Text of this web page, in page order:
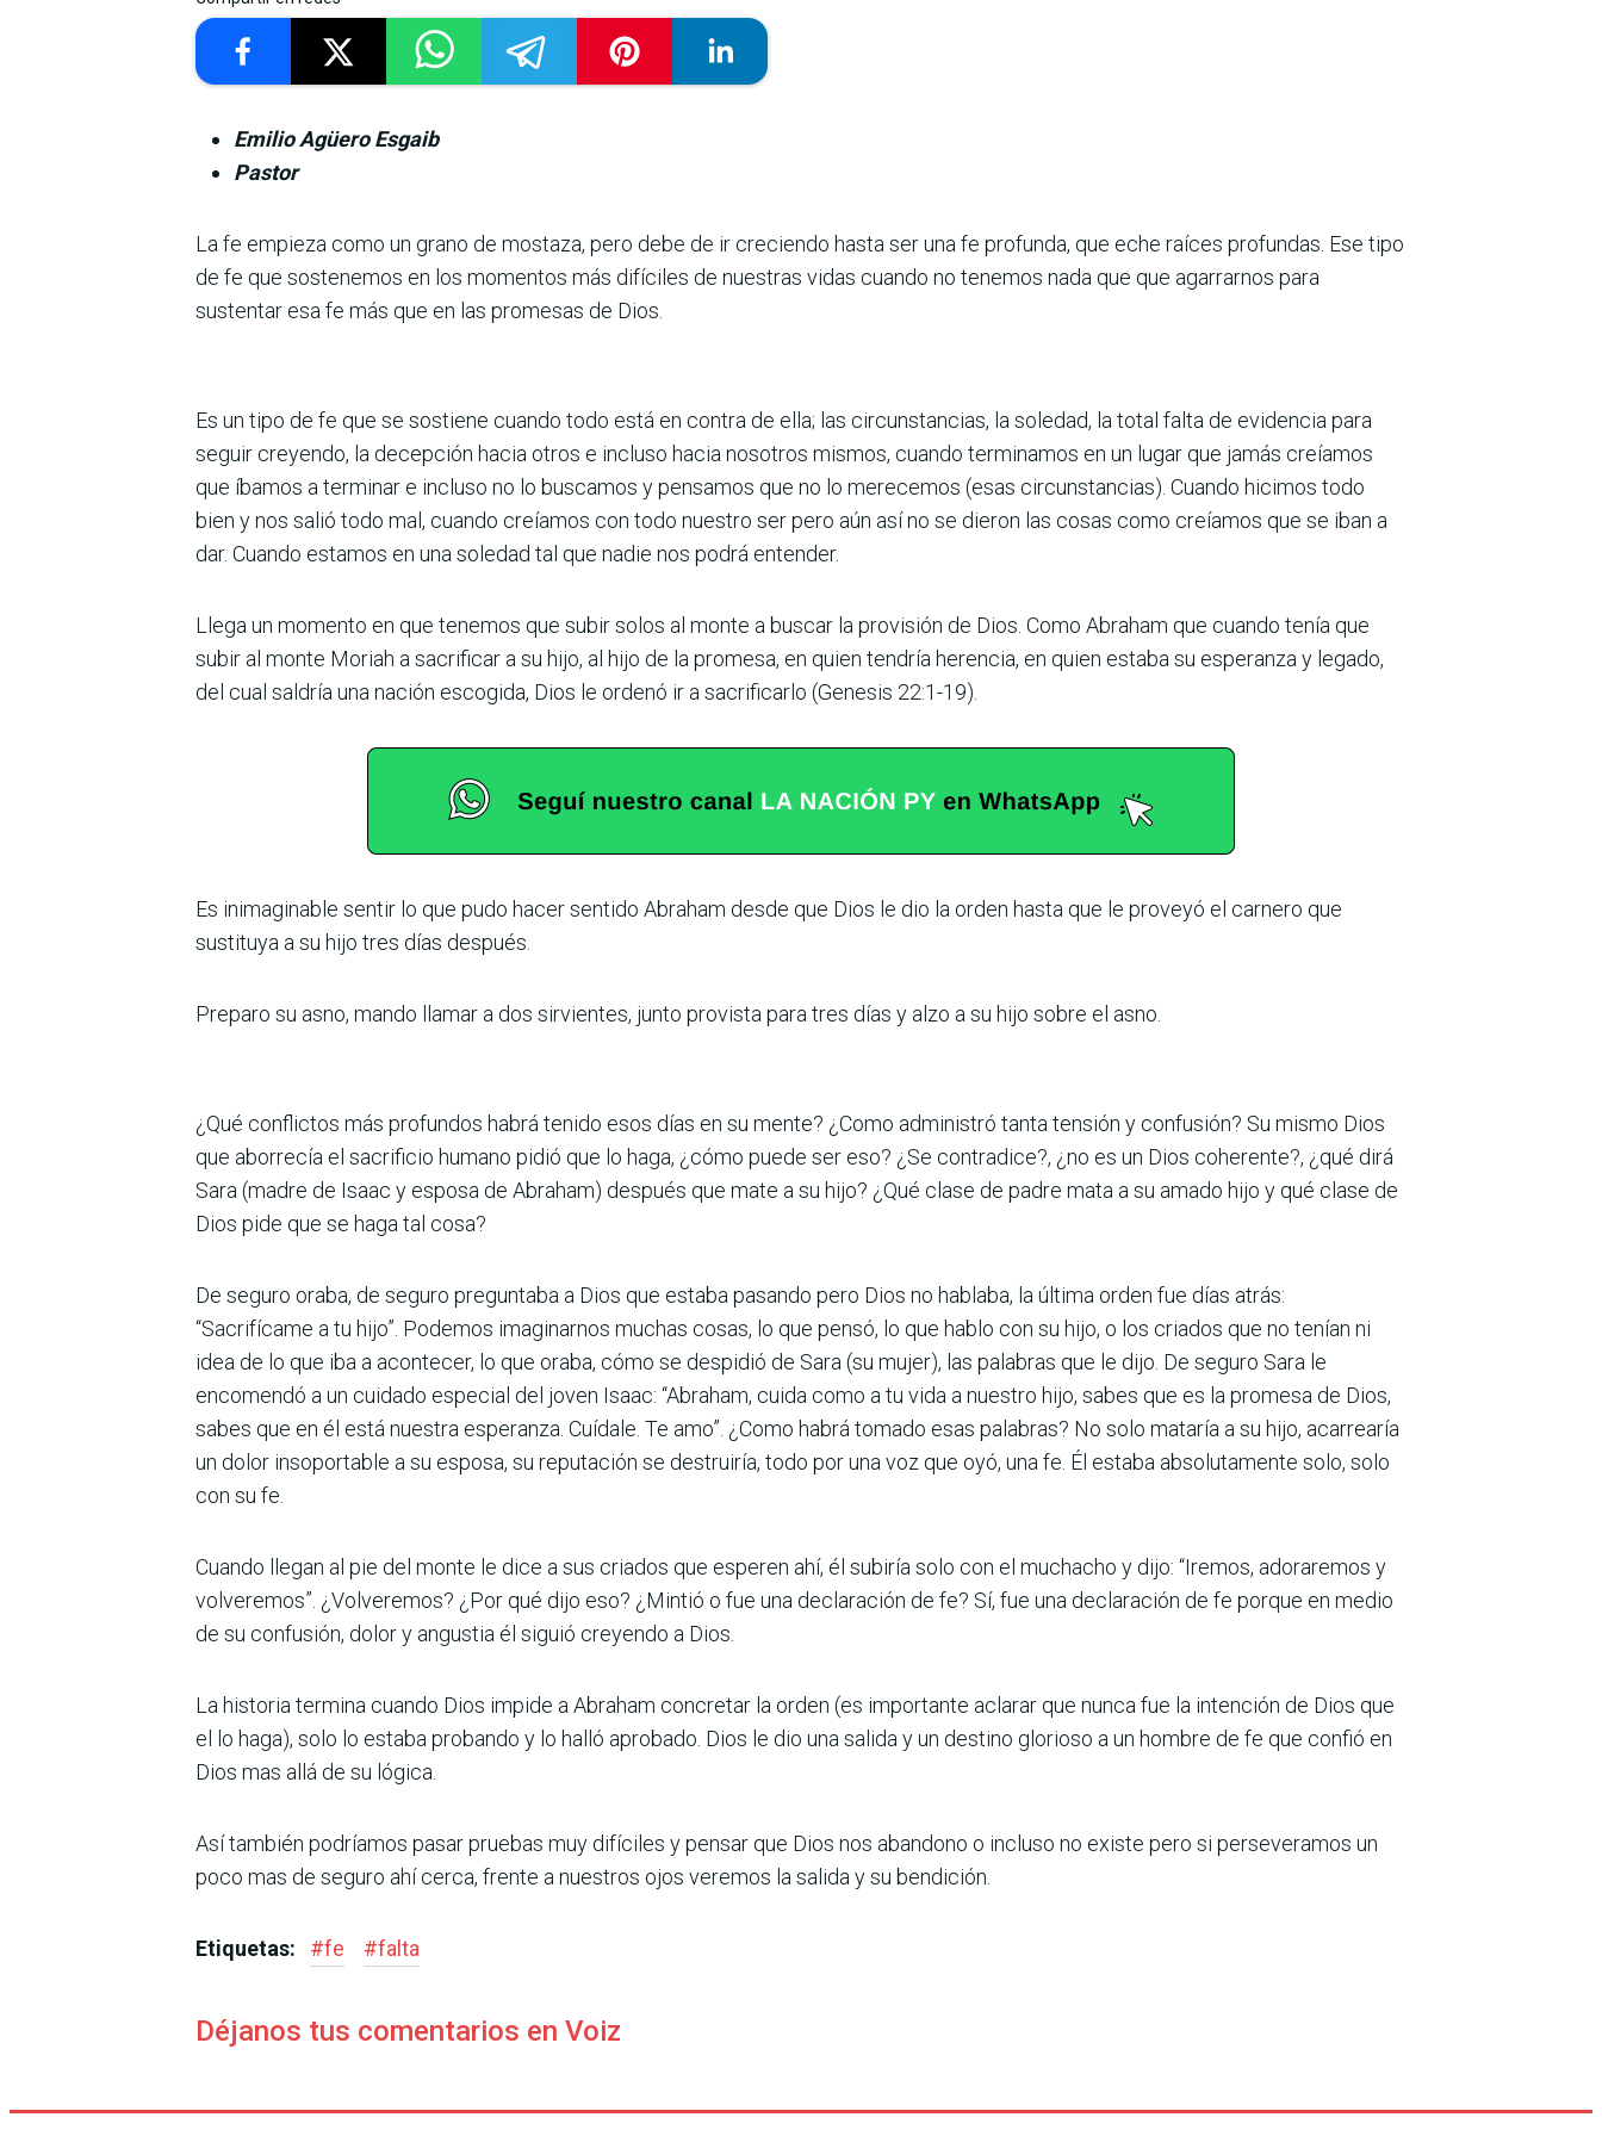
Emilio Agüero Esgaib
Pastor
La fe empieza como un grano de mostaza, pero debe de ir creciendo hasta ser una fe profunda, que eche raíces profundas. Ese tipo
de fe que sostenemos en los momentos más difíciles de nuestras vidas cuando no tenemos nada que que agarrarnos para
sustentar esa fe más que en las promesas de Dios.
Es un tipo de fe que se sostiene cuando todo está en contra de ella; las circunstancias, la soledad, la total falta de evidencia para
seguir creyendo, la decepción hacia otros e incluso hacia nosotros mismos, cuando terminamos en un lugar que jamás creíamos
que íbamos a terminar e incluso no lo buscamos y pensamos que no lo merecemos (esas circunstancias). Cuando hicimos todo
bien y nos salió todo mal, cuando creíamos con todo nuestro ser pero aún así no se dieron las cosas como creíamos que se iban a
dar. Cuando estamos en una soledad tal que nadie nos podrá entender.
Llega un momento en que tenemos que subir solos al monte a buscar la provisión de Dios. Como Abraham que cuando tenía que
subir al monte Moriah a sacrificar a su hijo, al hijo de la promesa, en quien tendría herencia, en quien estaba su esperanza y legado,
del cual saldría una nación escogida, Dios le ordenó ir a sacrificarlo (Genesis 22:1-19).
Es inimaginable sentir lo que pudo hacer sentido Abraham desde que Dios le dio la orden hasta que le proveyó el carnero que
sustituya a su hijo tres días después.
Preparo su asno, mando llamar a dos sirvientes, junto provista para tres días y alzo a su hijo sobre el asno.
¿Qué conflictos más profundos habrá tenido esos días en su mente? ¿Como administró tanta tensión y confusión? Su mismo Dios
que aborrecía el sacrificio humano pidió que lo haga, ¿cómo puede ser eso? ¿Se contradice?, ¿no es un Dios coherente?, ¿qué dirá
Sara (madre de Isaac y esposa de Abraham) después que mate a su hijo? ¿Qué clase de padre mata a su amado hijo y qué clase de
Dios pide que se haga tal cosa?
De seguro oraba, de seguro preguntaba a Dios que estaba pasando pero Dios no hablaba, la última orden fue días atrás:
“Sacrifícame a tu hijo”. Podemos imaginarnos muchas cosas, lo que pensó, lo que hablo con su hijo, o los criados que no tenían ni
idea de lo que iba a acontecer, lo que oraba, cómo se despidió de Sara (su mujer), las palabras que le dijo. De seguro Sara le
encomendó a un cuidado especial del joven Isaac: “Abraham, cuida como a tu vida a nuestro hijo, sabes que es la promesa de Dios,
sabes que en él está nuestra esperanza. Cuídale. Te amo”. ¿Como habrá tomado esas palabras? No solo mataría a su hijo, acarrearía
un dolor insoportable a su esposa, su reputación se destruiría, todo por una voz que oyó, una fe. Él estaba absolutamente solo, solo
con su fe.
Cuando llegan al pie del monte le dice a sus criados que esperen ahí, él subiría solo con el muchacho y dijo: “Iremos, adoraremos y
volveremos”. ¿Volveremos? ¿Por qué dijo eso? ¿Mintió o fue una declaración de fe? Sí, fue una declaración de fe porque en medio
de su confusión, dolor y angustia él siguió creyendo a Dios.
La historia termina cuando Dios impide a Abraham concretar la orden (es importante aclarar que nunca fue la intención de Dios que
el lo haga), solo lo estaba probando y lo halló aprobado. Dios le dio una salida y un destino glorioso a un hombre de fe que confió en
Dios mas allá de su lógica.
Así también podríamos pasar pruebas muy difíciles y pensar que Dios nos abandono o incluso no existe pero si perseveramos un
poco mas de seguro ahí cerca, frente a nuestros ojos veremos la salida y su bendición.
Etiquetas: #fe #falta
Déjanos tus comentarios en Voiz